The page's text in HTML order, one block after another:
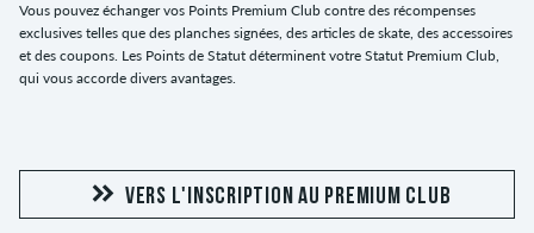
Vous pouvez échanger vos Points Premium Club contre des récompenses
exclusives telles que des planches signées, des articles de skate, des accessoires
et des coupons. Les Points de Statut déterminent votre Statut Premium Club,
qui vous accorde divers avantages.
VERS L'INSCRIPTION AU PREMIUM CLUB